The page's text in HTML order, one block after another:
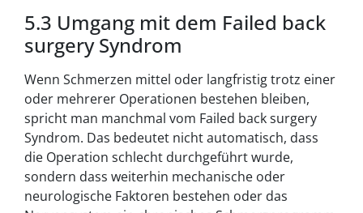
5.3 Umgang mit dem Failed back
surgery Syndrom
Wenn Schmerzen mittel oder langfristig trotz einer
oder mehrerer Operationen bestehen bleiben,
spricht man manchmal vom Failed back surgery
Syndrom. Das bedeutet nicht automatisch, dass
die Operation schlecht durchgeführt wurde,
sondern dass weiterhin mechanische oder
neurologische Faktoren bestehen oder das